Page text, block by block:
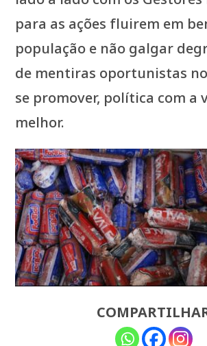
para as ações fluirem em
população e não galgar
de mentiras oportunistas
se promover, política com a
melhor.